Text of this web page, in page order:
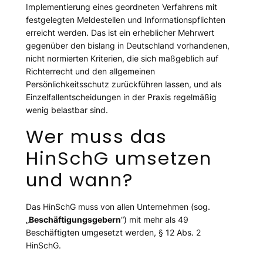
Implementierung eines geordneten Verfahrens mit
festgelegten Meldestellen und Informationspflichten
erreicht werden. Das ist ein erheblicher Mehrwert
gegenüber den bislang in Deutschland vorhandenen,
nicht normierten Kriterien, die sich maßgeblich auf
Richterrecht und den allgemeinen
Persönlichkeitsschutz zurückführen lassen, und als
Einzelfallentscheidungen in der Praxis regelmäßig
wenig belastbar sind.
Wer muss das
HinSchG umsetzen
und wann?
Das HinSchG muss von allen Unternehmen (sog.
„Beschäftigungsgebern“) mit mehr als 49
Beschäftigten umgesetzt werden, § 12 Abs. 2
HinSchG.